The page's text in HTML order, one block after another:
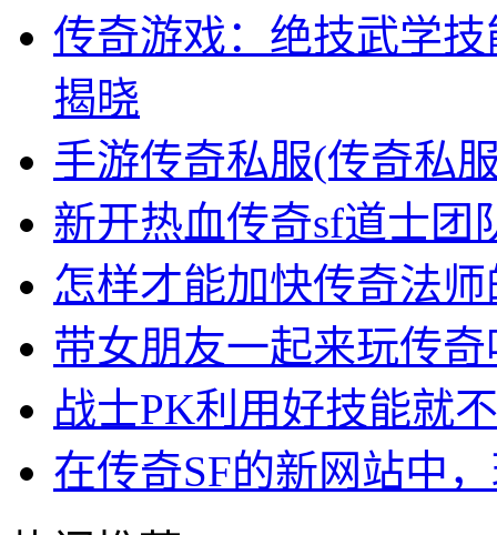
传奇游戏：绝技武学
揭晓
手游传奇私服(传奇私
新开热血传奇sf道士团
怎样才能加快传奇法
带女朋友一起来玩传奇
战士PK利用好技能就
在传奇SF的新网站中